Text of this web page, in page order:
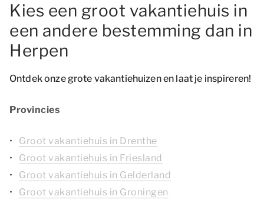
Kies een groot vakantiehuis in
een andere bestemming dan in
Herpen
Ontdek onze grote vakantiehuizen en laat je inspireren!
Provincies
Groot vakantiehuis in Drenthe
Groot vakantiehuis in Friesland
Groot vakantiehuis in Gelderland
Groot vakantiehuis in Groningen